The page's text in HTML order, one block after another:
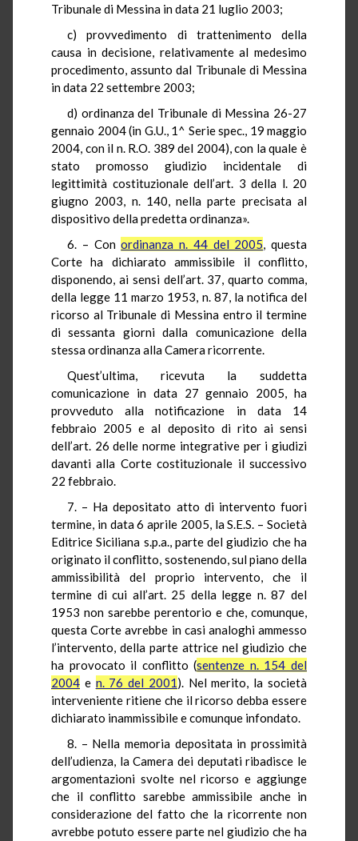
Tribunale di Messina in data 21 luglio 2003;
c) provvedimento di trattenimento della
causa in decisione, relativamente al medesimo
procedimento, assunto dal Tribunale di Messina
in data 22 settembre 2003;
d) ordinanza del Tribunale di Messina 26-27
gennaio 2004 (in G.U., 1^ Serie spec., 19 maggio
2004, con il n. R.O. 389 del 2004), con la quale è
stato promosso giudizio incidentale di
legittimità costituzionale dell’art. 3 della l. 20
giugno 2003, n. 140, nella parte precisata al
dispositivo della predetta ordinanza».
6. – Conordinanza n. 44 del 2005, questa
Corte ha dichiarato ammissibile il conflitto,
disponendo, ai sensi dell’art. 37, quarto comma,
della legge 11 marzo 1953, n. 87, la notifica del
ricorso al Tribunale di Messina entro il termine
di sessanta giorni dalla comunicazione della
stessa ordinanza alla Camera ricorrente.
Quest’ultima, ricevuta la suddetta
comunicazione in data 27 gennaio 2005, ha
provveduto alla notificazione in data 14
febbraio 2005 e al deposito di rito ai sensi
dell’art. 26 delle norme integrative per i giudizi
davanti alla Corte costituzionale il successivo
22 febbraio.
7. – Ha depositato atto di intervento fuori
termine, in data 6 aprile 2005, la S.E.S. – Società
Editrice Siciliana s.p.a., parte del giudizio che ha
originato il conflitto, sostenendo, sul piano della
ammissibilità del proprio intervento, che il
termine di cui all’art. 25 della legge n. 87 del
1953 non sarebbe perentorio e che, comunque,
questa Corte avrebbe in casi analoghi ammesso
l’intervento, della parte attrice nel giudizio che
ha provocato il conflitto (sentenze n. 154 del
2004 e n. 76 del 2001). Nel merito, la società
interveniente ritiene che il ricorso debba essere
dichiarato inammissibile e comunque infondato.
8. – Nella memoria depositata in prossimità
dell’udienza, la Camera dei deputati ribadisce le
argomentazioni svolte nel ricorso e aggiunge
che il conflitto sarebbe ammissibile anche in
considerazione del fatto che la ricorrente non
avrebbe potuto essere parte nel giudizio che ha